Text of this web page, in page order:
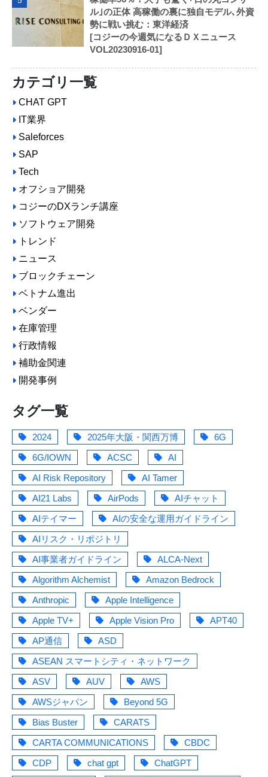
ル｣の正体 高稼働の裏に独自モデル､外資
勢に戦い挑む：東洋経済
[コジーの今週気になるＤＸニュース
VOL20230916-01]
カテゴリ一覧
CHAT GPT
IT業界
Saleforces
SAP
Tech
オフショア開発
コジーのDXランチ講座
ソフトウェア開発
トレンド
ニュース
ブロックチェーン
ベトナム進出
ベンダー
在庫管理
行政情報
補助金関連
開発事例
タグ一覧
2024 2025年大阪・関西万博
6G
6G/IOWN
ACSC
AI
AI Risk Repository
AI Tamer
AI21 Labs
AirPods
AIチャット
AIテイマー
AIの安全な運用ガイドライン
AIリスク・リポジトリ
AI事業者ガイドライン
ALCA-Next
Algorithm Alchemist
Amazon Bedrock
Anthropic
Apple Intelligence
Apple TV+
Apple Vision Pro
APT40
AP通信
ASD
ASEAN スマートシティ・ネットワーク
ASV
AUV
AWS
AWSジャパン
Beyond 5G
Bias Buster
CARATS
CARTA COMMUNICATIONS
CBDC
CDP
chat gpt
ChatGPT